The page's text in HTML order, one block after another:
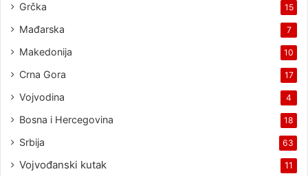
Grčka 15
Mađarska 7
Makedonija 10
Crna Gora 17
Vojvodina 4
Bosna i Hercegovina 18
Srbija 63
Vojvođanski kutak 11